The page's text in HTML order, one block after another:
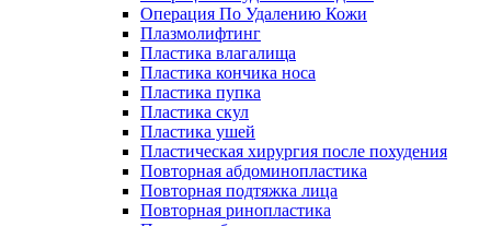
Операция По Удалению Кожи
Плазмолифтинг
Пластика влагалища
Пластика кончика носа
Пластика пупка
Пластика скул
Пластика ушей
Пластическая хирургия после похудения
Повторная абдоминопластика
Повторная подтяжка лица
Повторная ринопластика